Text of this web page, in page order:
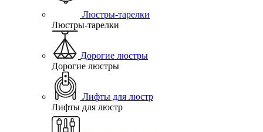
Люстры-тарелки
Люстры-тарелки
Дорогие люстры
Дорогие люстры
Лифты для люстр
Лифты для люстр